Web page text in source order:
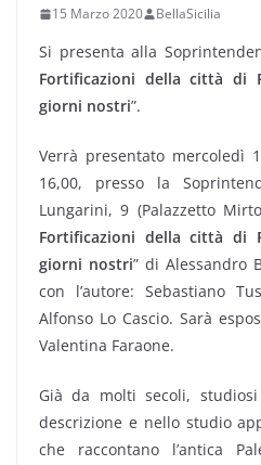
15 Marzo 2020 BellaSicilia
Si presenta alla
Fortificazioni della città di
giorni nostri”.
Verrà presentato mercoledì
16,00, presso la
Lungarini, 9 (Palazzetto
Fortificazioni della città di
giorni nostri” di Alessandro
con l’autore: Sebastiano
Alfonso Lo Cascio. Sarà
Valentina Faraone.
Già da molti secoli,
descrizione e nello studio
che raccontano l’antica